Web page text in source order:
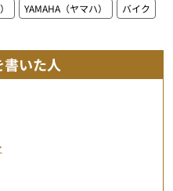
YAMAHA（ヤマハ） バイク
いた人